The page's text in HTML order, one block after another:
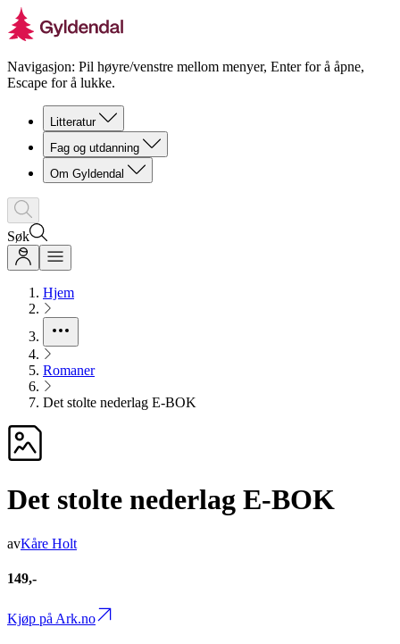
Navigasjon: Pil høyre/venstre mellom menyer, Enter for å åpne,
Escape for å lukke.
Litteratur
Fag og utdanning
Om Gyldendal
Søk
Hjem
Romaner
Det stolte nederlag E-BOK
Det stolte nederlag E-BOK
avKåre Holt
149,-
Kjøp på Ark.no